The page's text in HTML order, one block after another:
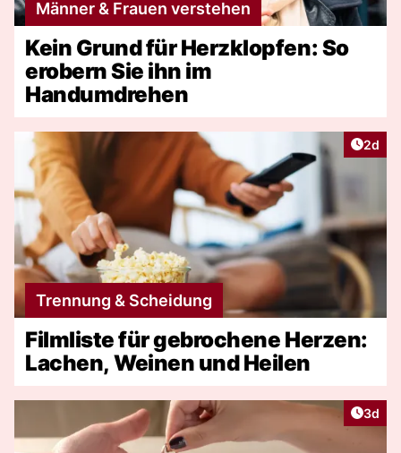
Männer & Frauen verstehen
Kein Grund für Herzklopfen: So
erobern Sie ihn im
Handumdrehen
2d
Trennung & Scheidung
Filmliste für gebrochene Herzen:
Lachen, Weinen und Heilen
3d